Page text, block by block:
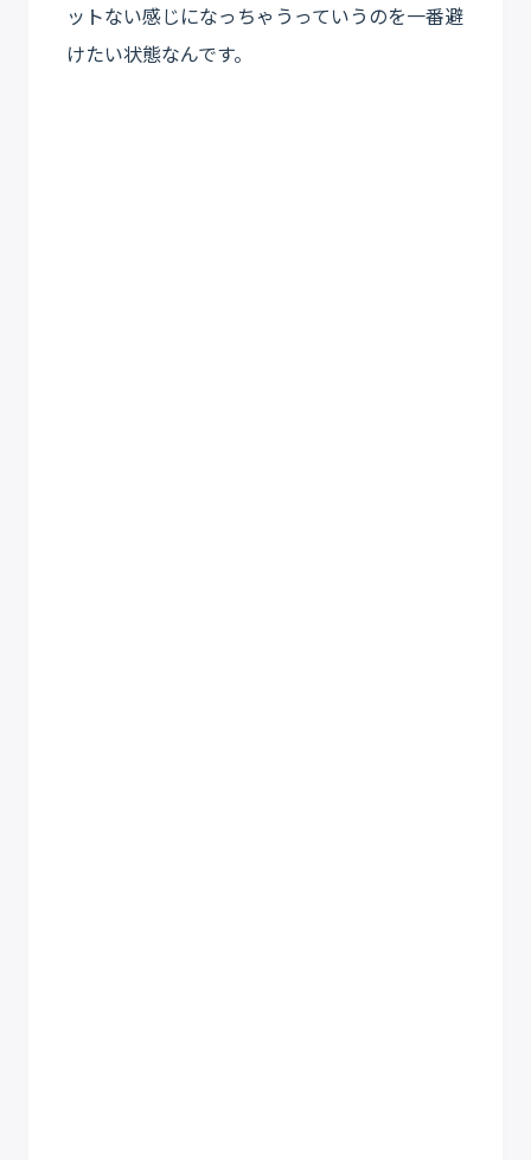
ットない感じになっちゃうっていうのを一番避
けたい状態なんです。